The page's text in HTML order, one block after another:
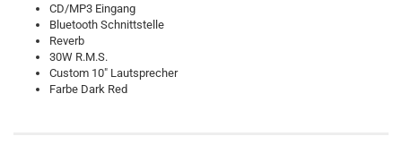
CD/MP3 Eingang
Bluetooth Schnittstelle
Reverb
30W R.M.S.
Custom 10" Lautsprecher
Farbe Dark Red